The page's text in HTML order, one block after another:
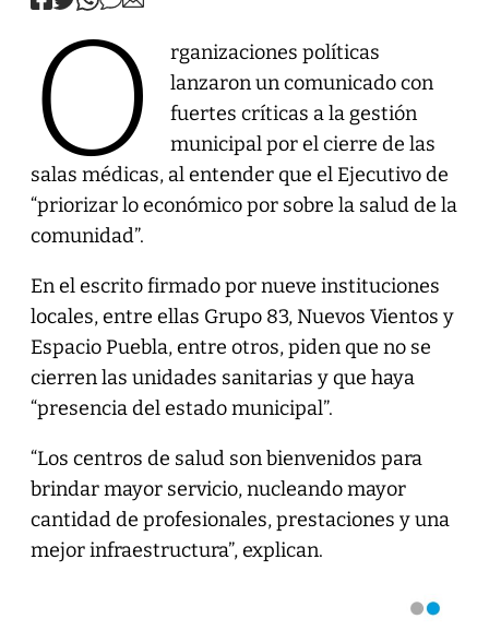
O
rganizaciones políticas
lanzaron un comunicado con
fuertes críticas a la gestión
municipal por el cierre de las
salas médicas, al entender que el Ejecutivo de
“priorizar lo económico por sobre la salud de la
comunidad”.
En el escrito firmado por nueve instituciones
locales, entre ellas Grupo 83, Nuevos Vientos y
Espacio Puebla, entre otros, piden que no se
cierren las unidades sanitarias y que haya
“presencia del estado municipal”.
“Los centros de salud son bienvenidos para
brindar mayor servicio, nucleando mayor
cantidad de profesionales, prestaciones y una
mejor infraestructura”, explican.